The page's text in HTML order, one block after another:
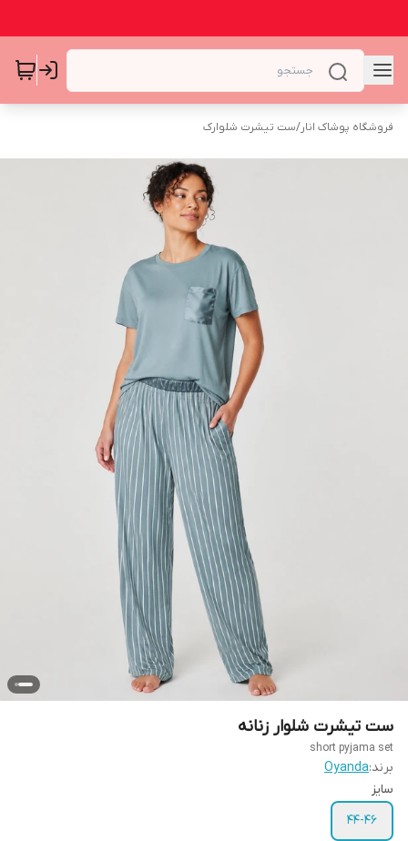
فروشگاه پوشاک انار/ست تیشرت شلوارک
ست تیشرت شلوار زنانه
short pyjama set
برند:Oyanda
سایز
44-46